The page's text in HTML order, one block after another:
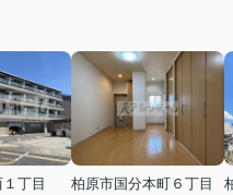
丁目
柏原市国分本町６丁目